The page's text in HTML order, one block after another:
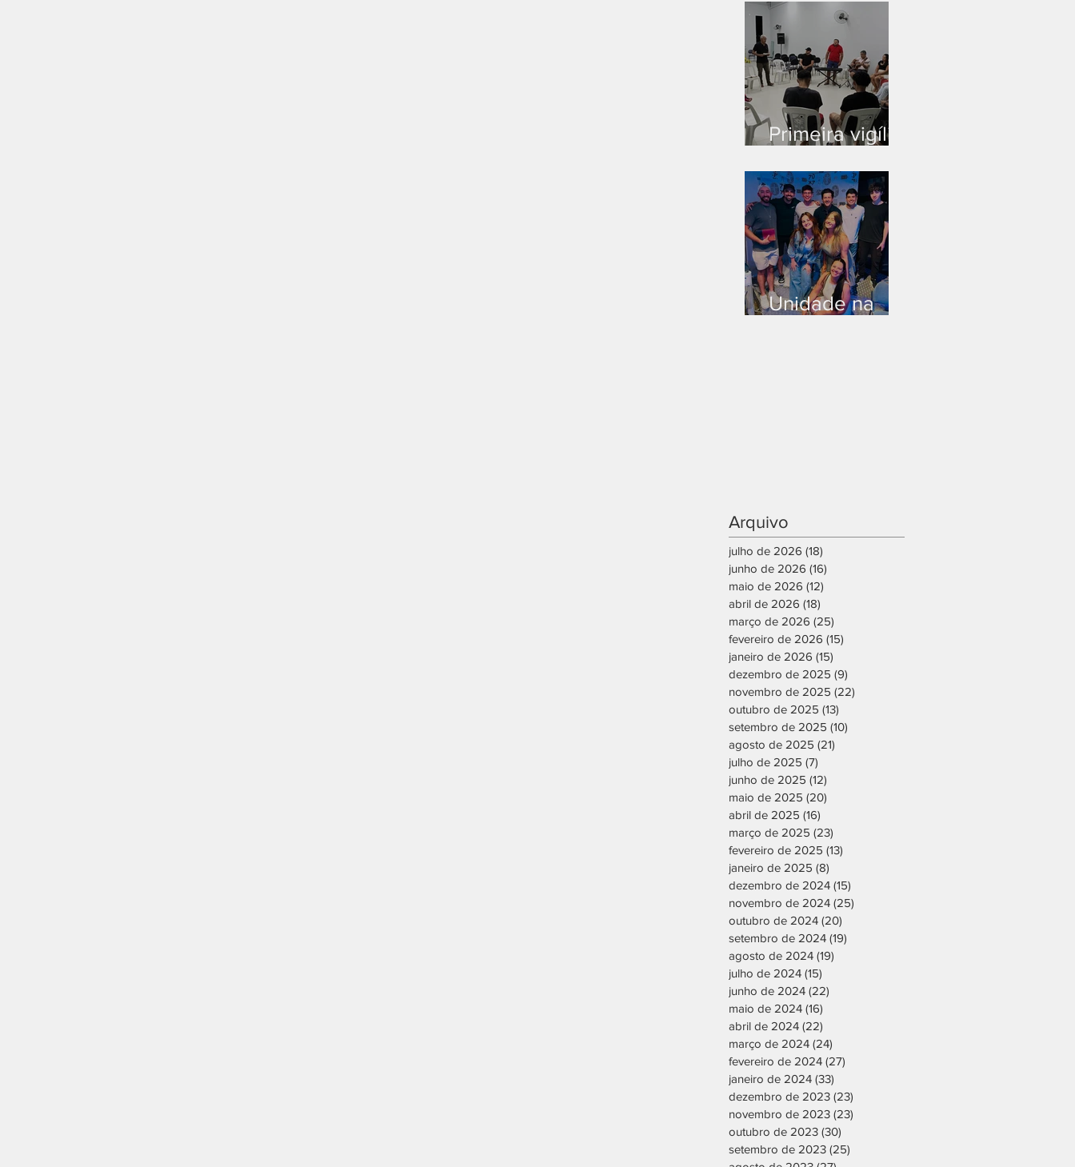
Primeira vigília
Unidade na
Arquivo
julho de 2026 (18)
junho de 2026 (16)
maio de 2026 (12)
abril de 2026 (18)
março de 2026 (25)
fevereiro de 2026 (15)
janeiro de 2026 (15)
dezembro de 2025 (9)
novembro de 2025 (22)
outubro de 2025 (13)
setembro de 2025 (10)
agosto de 2025 (21)
julho de 2025 (7)
junho de 2025 (12)
maio de 2025 (20)
abril de 2025 (16)
março de 2025 (23)
fevereiro de 2025 (13)
janeiro de 2025 (8)
dezembro de 2024 (15)
novembro de 2024 (25)
outubro de 2024 (20)
setembro de 2024 (19)
agosto de 2024 (19)
julho de 2024 (15)
junho de 2024 (22)
maio de 2024 (16)
abril de 2024 (22)
março de 2024 (24)
fevereiro de 2024 (27)
janeiro de 2024 (33)
dezembro de 2023 (23)
novembro de 2023 (23)
outubro de 2023 (30)
setembro de 2023 (25)